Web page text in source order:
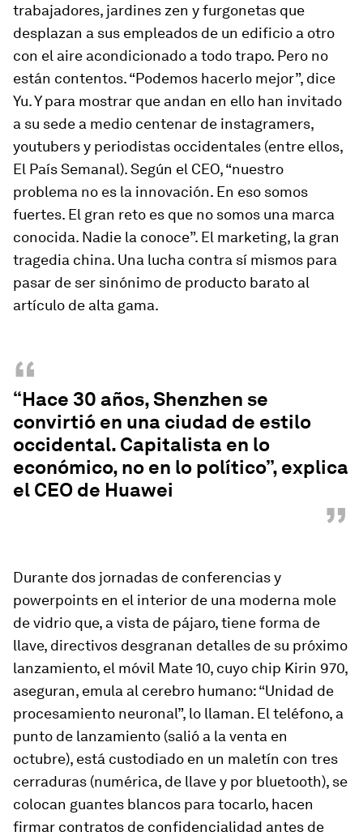
trabajadores, jardines zen y furgonetas que
desplazan a sus empleados de un edificio a otro
con el aire acondicionado a todo trapo. Pero no
están contentos. “Podemos hacerlo mejor”, dice
Yu. Y para mostrar que andan en ello han invitado
a su sede a medio centenar de instagramers,
youtubers y periodistas occidentales (entre ellos,
El País Semanal). Según el CEO, “nuestro
problema no es la innovación. En eso somos
fuertes. El gran reto es que no somos una marca
conocida. Nadie la conoce”. El marketing, la gran
tragedia china. Una lucha contra sí mismos para
pasar de ser sinónimo de producto barato al
artículo de alta gama.
“
“Hace 30 años, Shenzhen se
convirtió en una ciudad de estilo
occidental. Capitalista en lo
económico, no en lo político”, explica
el CEO de Huawei
”
Durante dos jornadas de conferencias y
powerpoints en el interior de una moderna mole
de vidrio que, a vista de pájaro, tiene forma de
llave, directivos desgranan detalles de su próximo
lanzamiento, el móvil Mate 10, cuyo chip Kirin 970,
aseguran, emula al cerebro humano: “Unidad de
procesamiento neuronal”, lo llaman. El teléfono, a
punto de lanzamiento (salió a la venta en
octubre), está custodiado en un maletín con tres
cerraduras (numérica, de llave y por bluetooth), se
colocan guantes blancos para tocarlo, hacen
firmar contratos de confidencialidad antes de